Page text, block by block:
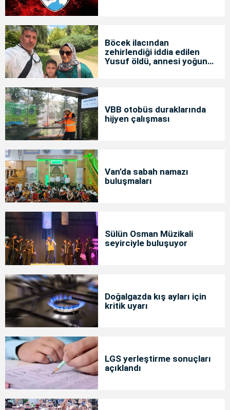
Böcek ilacından
zehirlendiği iddia edilen
Yusuf öldü, annesi yoğun
VBB otobüs duraklarında
hijyen çalışması
Van’da sabah namazı
buluşmaları
Sülün Osman Müzikali
seyirciyle buluşuyor
Doğalgazda kış ayları için
kritik uyarı
LGS yerleştirme sonuçları
açıklandı